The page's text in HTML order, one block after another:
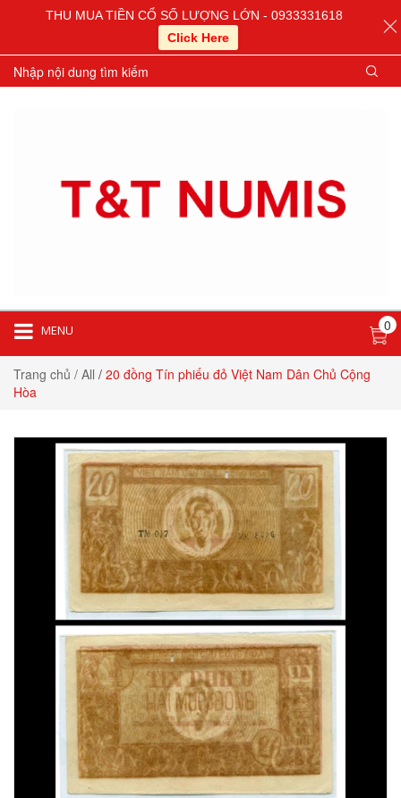
MENU 0
Trang chủ / All / 20 đồng Tín phiếu đỏ Việt Nam Dân Chủ Cộng
Hòa
THU MUA TIỀN CỔ SỐ LƯỢNG LỚN - 0933331618
Click Here